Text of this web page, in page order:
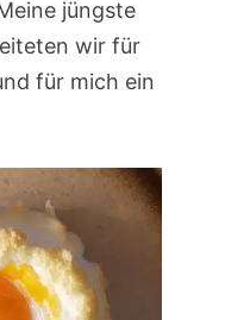
jüngste
wir für
für mich ein